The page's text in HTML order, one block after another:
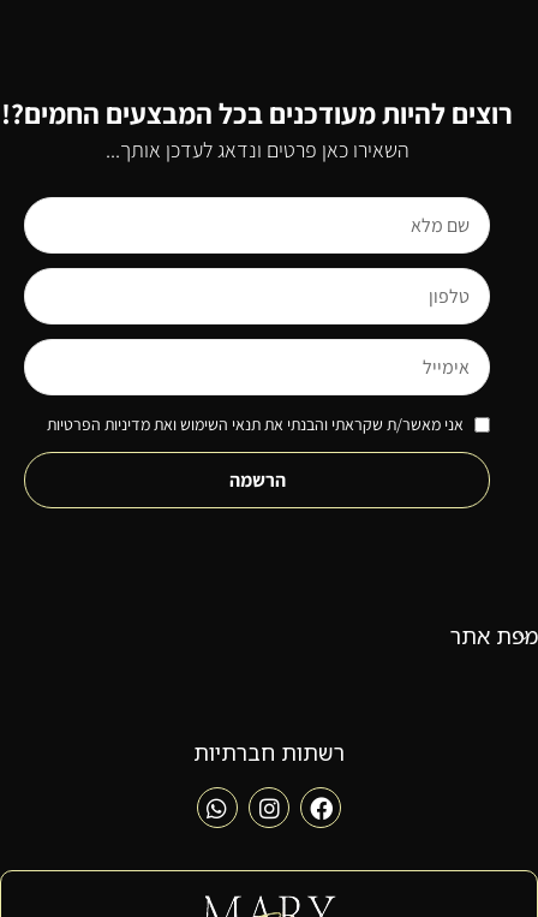
רוצים להיות מעודכנים בכל המבצעים החמים?!
השאירו כאן פרטים ונדאג לעדכן אותך...
אני מאשר/ת שקראתי והבנתי את תנאי השימוש ואת מדיניות הפרטיות
הרשמה
מפת אתר
רשתות חברתיות